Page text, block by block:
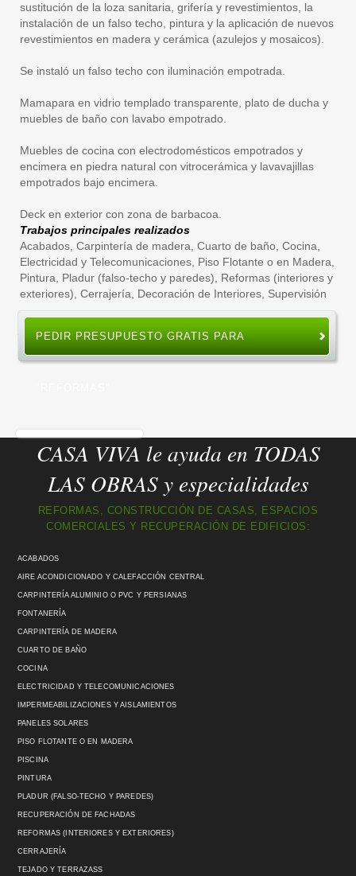
sustitución de la loza sanitaria, grifería y revestimientos, la
instalación de un falso techo, pintura y la aplicación de nuevos
revestimientos en madera y cerámica (azulejos y mosaicos).
Se instaló un falso techo con iluminación empotrada.
Mamapara en vidrio templado transparente, plato de ducha y
muebles de baño con lavabo empotrado.
Muebles de cocina con electrodomésticos empotrados y
encimera en piedra natural con vitrocerámica y lavavajillas
empotrados bajo encimera.
Deck en exterior con zona de barbacoa.
Trabajos principales realizados
Acabados Carpintería de madera Cuarto de baño Cocina
Electricidad y Telecomunicaciones Piso Flotante o en Madera
Pintura
Pladur (falso-techo y paredes)
Reformas (interiores y
exteriores) Cerrajería Decoración de Interiores Supervisión
PEDIR PRESUPUESTO GRATIS PARA
CASA VIVA le ayuda en TODAS
LAS OBRAS y especialidades
REFORMAS, CONSTRUCCIÓN DE CASAS, ESPACIOS
COMERCIALES Y RECUPERACIÓN DE EDIFICIOS:
ACABADOS
AIRE ACONDICIONADO Y CALEFACCIÓN CENTRAL
CARPINTERÍA ALUMINIO O PVC Y PERSIANAS
FONTANERÍA
CARPINTERÍA DE MADERA
CUARTO DE BAÑO
COCINA
ELECTRICIDAD Y TELECOMUNICACIONES
IMPERMEABILIZACIONES Y AISLAMIENTOS
PANELES SOLARES
PISO FLOTANTE O EN MADERA
PISCINA
PINTURA
PLADUR (FALSO-TECHO Y PAREDES)
RECUPERACIÓN DE FACHADAS
REFORMAS (INTERIORES Y EXTERIORES)
CERRAJERÍA
TEJADO Y TERRAZASS